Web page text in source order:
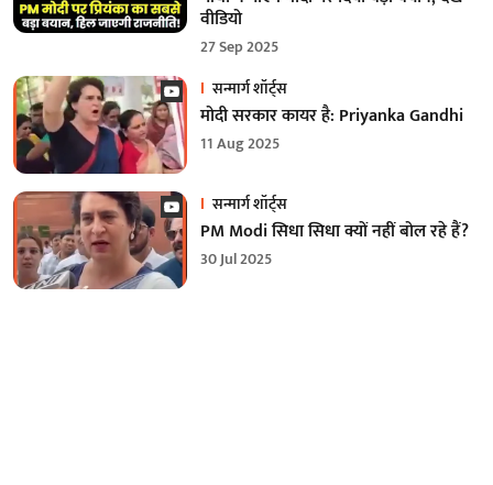
वीडियो
27 Sep 2025
सन्मार्ग शॉर्ट्स
मोदी सरकार कायर है: Priyanka Gandhi
11 Aug 2025
सन्मार्ग शॉर्ट्स
PM Modi सिधा सिधा क्यों नहीं बोल रहे हैं?
30 Jul 2025